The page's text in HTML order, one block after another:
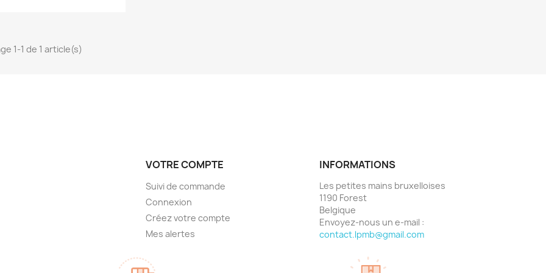
1-1 de 1 article(s)
VOTRE COMPTE
Suivi de commande
Connexion
Créez votre compte
Mes alertes
INFORMATIONS
Les petites mains bruxelloises
1190 Forest
Belgique
Envoyez-nous un e-mail :
contact.lpmb@gmail.com